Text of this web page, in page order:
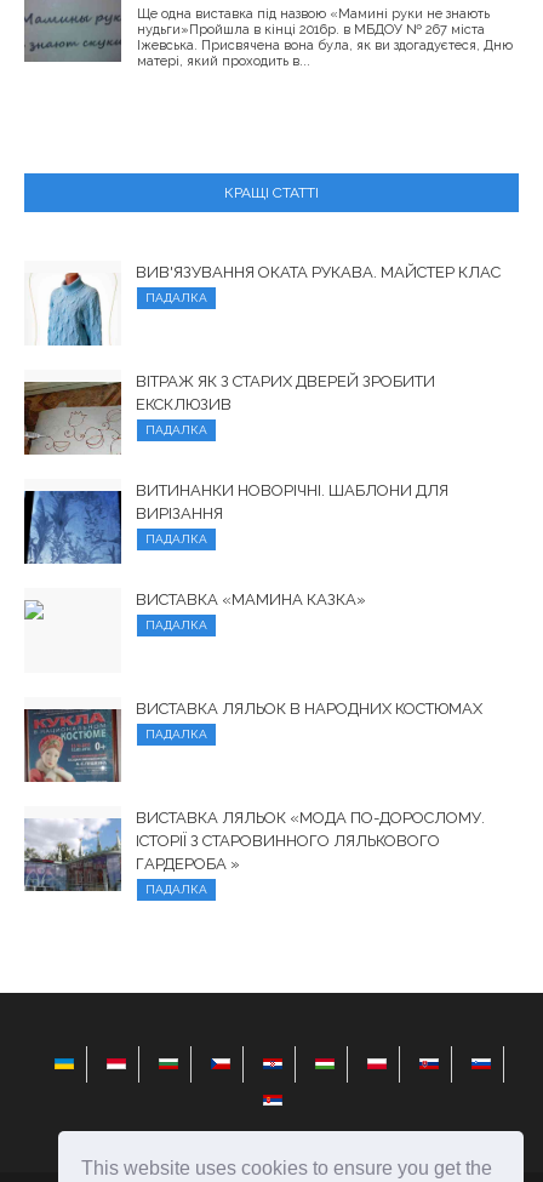
This website uses cookies to ensure you get the
Ще одна виставка під назвою «Мамині руки не знають
нудьги»Пройшла в кінці 2016р. в МБДОУ № 267 міста
Іжевська. Присвячена вона була, як ви здогадуєтеся, Дню
матері, який проходить в...
КРАЩІ СТАТТІ
ВИВ'ЯЗУВАННЯ ОКАТА РУКАВА. МАЙСТЕР КЛАС
ПАДАЛКА
ВІТРАЖ ЯК З СТАРИХ ДВЕРЕЙ ЗРОБИТИ
ЕКСКЛЮЗИВ
ПАДАЛКА
ВИТИНАНКИ НОВОРІЧНІ. ШАБЛОНИ ДЛЯ
ВИРІЗАННЯ
ПАДАЛКА
ВИСТАВКА «МАМИНА КАЗКА»
ПАДАЛКА
ВИСТАВКА ЛЯЛЬОК В НАРОДНИХ КОСТЮМАХ
ПАДАЛКА
ВИСТАВКА ЛЯЛЬОК «МОДА ПО-ДОРОСЛОМУ.
ІСТОРІЇ З СТАРОВИННОГО ЛЯЛЬКОВОГО
ГАРДЕРОБА »
ПАДАЛКА